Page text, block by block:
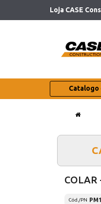
Loja CASE
Catalogo
COLAR
Cód./PN